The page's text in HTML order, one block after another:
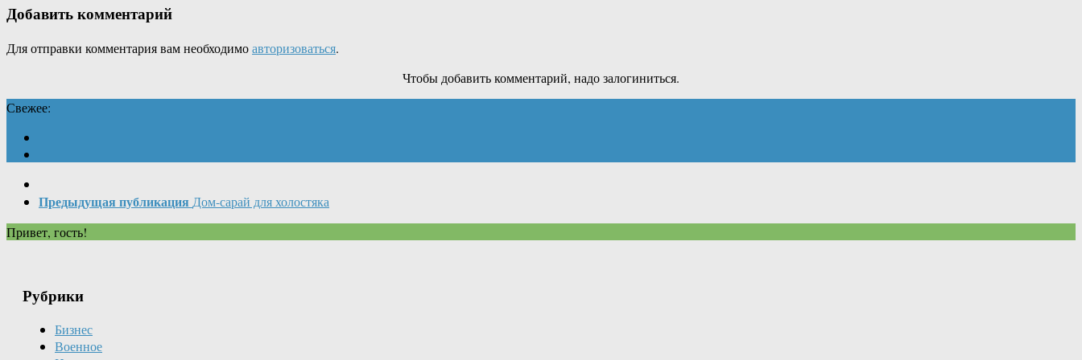
Добавить комментарий
Для отправки комментария вам необходимоавторизоваться.
Чтобы добавить комментарий, надо залогиниться.
Свежее:
Предыдущая публикация Дом-сарай для холостяка
Привет, гость!
Рубрики
Бизнес
Военное